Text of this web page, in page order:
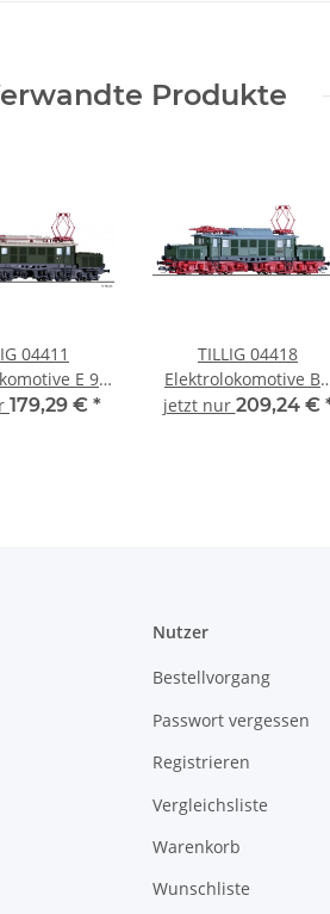
Produkte
04411
E 94
Spur TT
179,29 € *
TILLIG 04418
Elektrolokomotive BR
254 DR Ep.IV Spur TT
jetzt nur 209,24 €
Nutzer
Bestellvorgang
Passwort vergessen
Registrieren
Vergleichsliste
Warenkorb
Wunschliste